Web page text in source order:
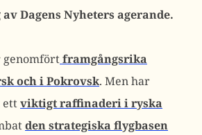
Dagens Nyheters agerande.
genomförtframgångsrika
och i Pokrovsk. Men har
ettviktigt raffinaderi i ryska
den strategiska flygbasen